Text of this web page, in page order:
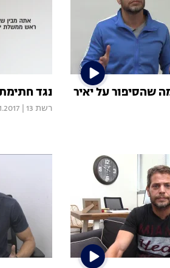
שהסיפור על יאיר
נגד
רשת 13